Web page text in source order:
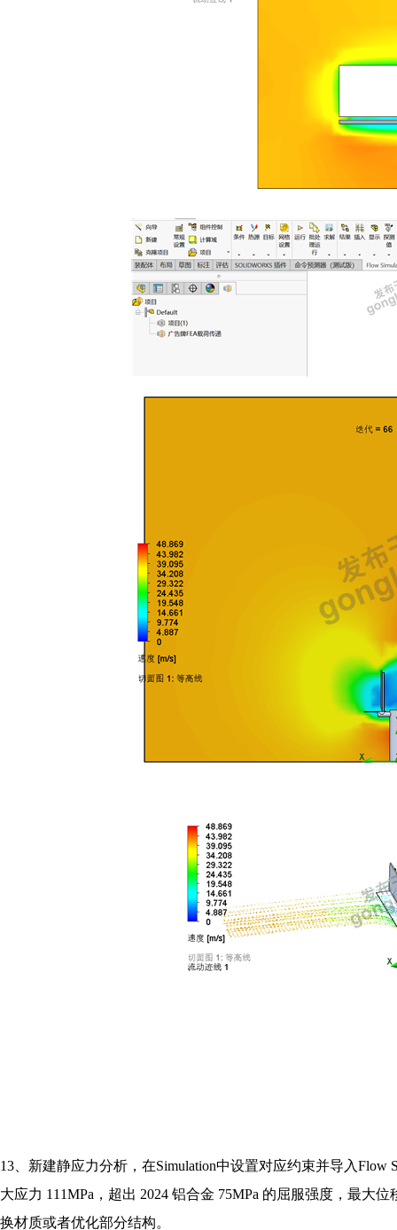
13、 新建静应力分析，在Simulation中设置对应约束并导入Flow
大应力 111MPa ，超出 2024 铝合金 75MPa 的屈服强度，最大位
换材质或者优化部分结构。